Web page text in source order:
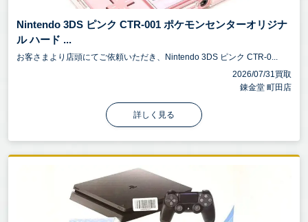
Nintendo 3DS ピンク CTR-001 ポケモンセンターオリジナ
ル ハード ...
お客さまより店頭にてご依頼いただき、Nintendo 3DS ピンク CTR-0...
2026/07/31買取
錬金堂 町田店
詳しく見る